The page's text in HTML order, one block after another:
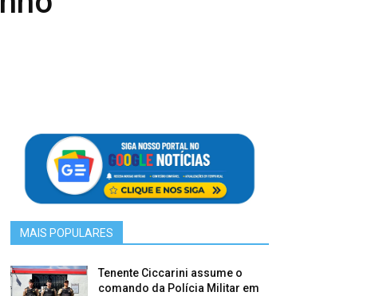
MAIS POPULARES
Tenente Ciccarini assume o
comando da Polícia Militar em